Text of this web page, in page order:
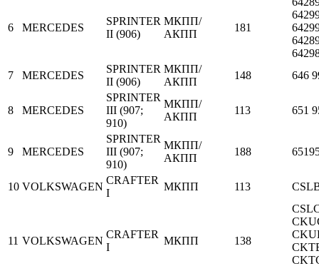
6 MERCEDES
SPRINTER
II (906)
МКПП/
АКПП
181
7
MERCEDES
SPRINTER
II (906)
МКПП/
АКПП
148 646
8 MERCEDES
SPRINTER
III (907;
910)
МКПП/
АКПП
113 651
9 MERCEDES
SPRINTER
III (907;
910)
МКПП/
АКПП
188
10 VOLKSWAGEN
CRAFTER
I
МКПП 113
11 VOLKSWAGEN
CRAFTER
I
МКПП 138